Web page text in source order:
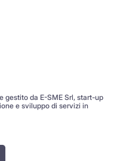
gestito da E-SME Srl, start-up
e sviluppo di servizi in